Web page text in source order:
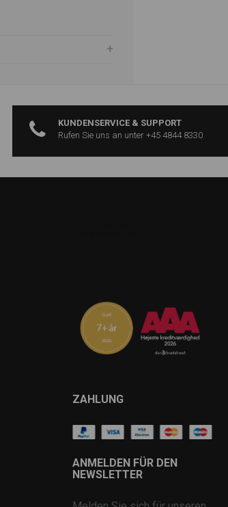
KUNDENSERVICE & SUPPORT
Rufen Sie uns an unter +45 4844 8330
ZAHLUNG
ANMELDEN FÜR DEN
NEWSLETTER